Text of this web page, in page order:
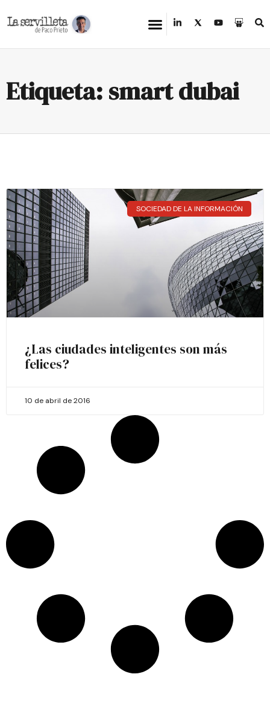
Etiqueta: smart dubai
SOCIEDAD DE LA INFORMACIÓN
¿Las ciudades inteligentes son más
felices?
10 de abril de 2016